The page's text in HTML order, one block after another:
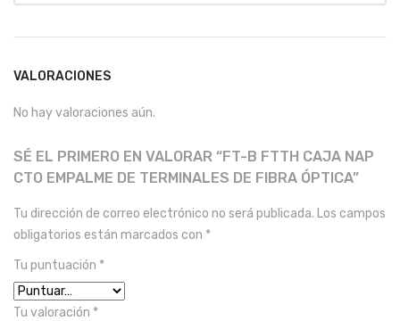
VALORACIONES
No hay valoraciones aún.
SÉ EL PRIMERO EN VALORAR “FT-B FTTH CAJA NAP
CTO EMPALME DE TERMINALES DE FIBRA ÓPTICA”
Tu dirección de correo electrónico no será publicada. Los campos
obligatorios están marcados con *
Tu puntuación *
Tu valoración *